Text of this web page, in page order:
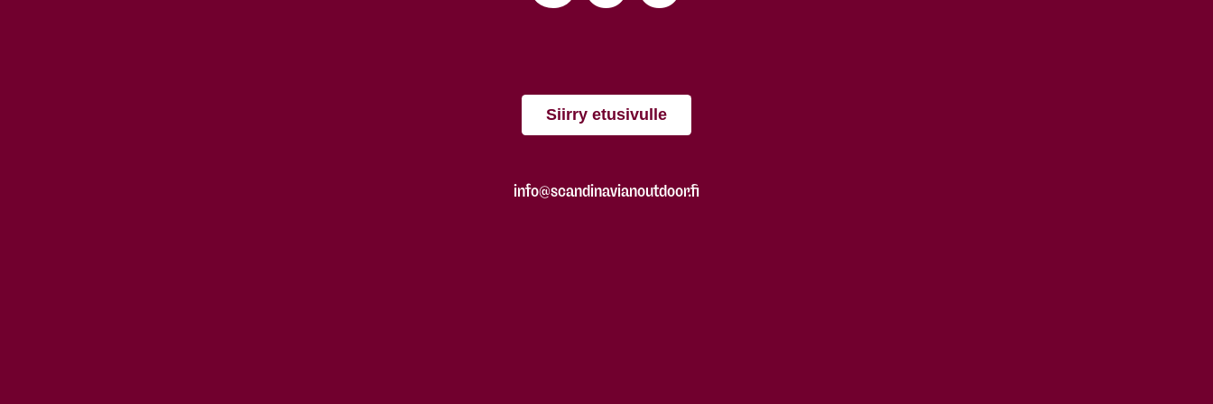
Siirry etusivulle
info@scandinavianoutdoor.fi